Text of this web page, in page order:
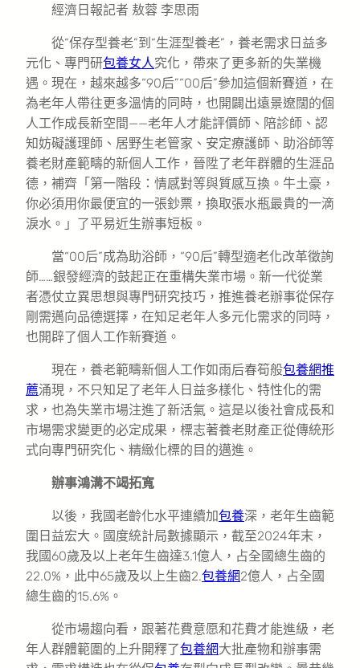
經濟日報記者 敖蓉 李思雨
從“保存型養老”到“生涯型養老”，養老需求日益多
元化、專門研包養女人究化，帶來了更多新的失業機
遇。現在，越來越多“90后”“00后”參加這個新賽道，在
為老年人帶往更多溫情的同時，也開闢出遠景遼闊的個
人工作成長新空間——老年人才能評價師、陪診師、認
知妨礙護理師、居野生老管家、安定療護師、助浴師等
養老財產範疇的新個人工作，晉陞了老年群體的生涯品
德，補齊「第一階段：情感對等與質感互換。牛土豪，
你必須用你最便宜的一張鈔票，換取張水瓶最貴的一滴
淚水。」了平易近生辦事短板。
當“00后”成為助浴師，“90后”轉型適老化改革徵詢
師……銀發經濟的鼓起正在重構失業市場。新一代從業
者憑仗立異思想與專門研究技巧，推進養老辦事從保存
剛需邁向品德選擇，在知足老年人多元化需求的同時，
也開辟了個人工作新賽道。
現在，養老範疇新個人工作如雨后春筍般包養網推
薦涌現，不只知足了老年人日益多樣化、特性化的需
求，也為失業市場注進了新活氣。這是以後社會成長和
市場需求變更的必定成果，標志著養老財產正從傳統形
式向專門研究化、精緻化標的目的邁進。
辦事鴻溝不竭拓寬
以後，我國老齡化水平連續加包養深，老年生齒範
圍日益宏大。國度統計局數據顯示，截至2024年末，
我國60歲及以上老年生齒達3.1億人，占全國總生齒的
22.0%，此中65歲及以上生齒2.包養網2億人，占全國
總生齒的15.6%。
從市場趨向看，跟著花費意愿和花費才能進級，老
年人群體範圍的上升開釋了包養網大批產物和辦事需